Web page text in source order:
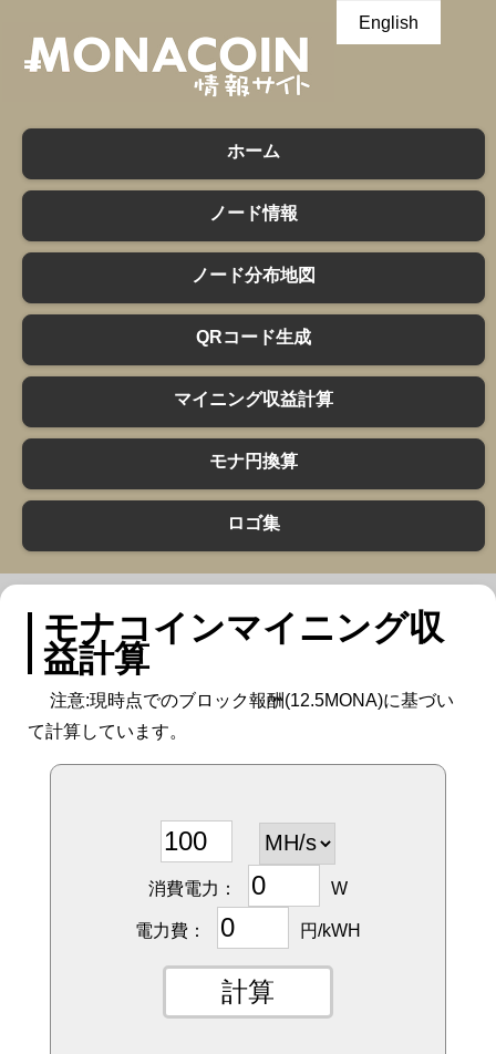
English
ホーム
ノード情報
ノード分布地図
QRコード生成
マイニング収益計算
モナ円換算
ロゴ集
モナコインマイニング収
益計算
注意:現時点でのブロック報酬(12.5MONA)に基づい
て計算しています。
消費電力： W
電力費： 円/kWH